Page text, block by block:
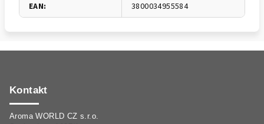
EAN: 3800034955584
Kontakt
Aroma WORLD CZ s.r.o.